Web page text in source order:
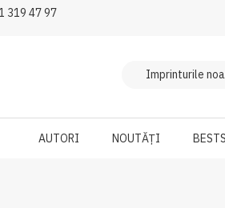
319 47 97
AUTORI NOUTĂȚI